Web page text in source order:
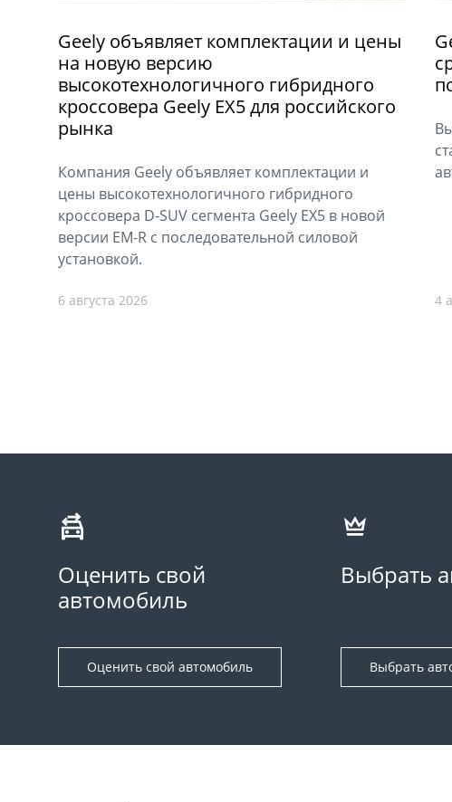
Geely объявляет комплектации и цены
на новую версию
высокотехнологичного гибридного
кроссовера Geely EX5 для российского
рынка
Компания Geely объявляет комплектации и
цены высокотехнологичного гибридного
кроссовера D-SUV сегмента Geely EX5 в новой
версии EM-R с последовательной силовой
установкой.
6 августа 2026 4
Оценить свой
автомобиль
Оценить свой автомобиль
Выбрать
Выбрать